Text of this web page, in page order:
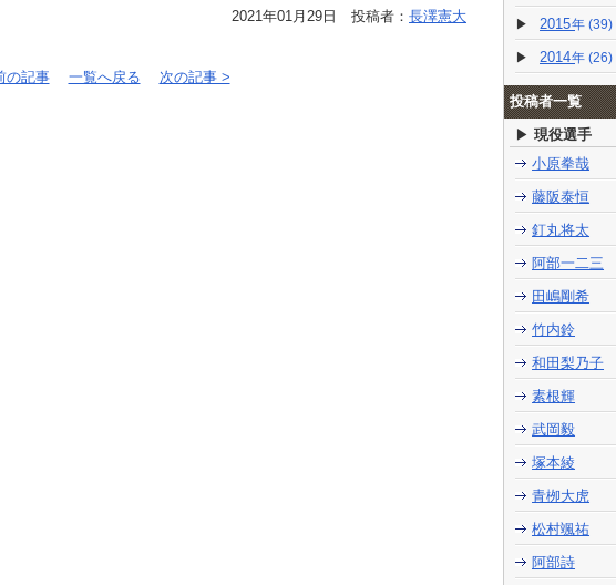
2021年01月29日 投稿者： 長澤憲大
の記事 一覧へ戻る 次の記事 >
2015 (39)
2014 (26)
投稿者一覧
現役選手
小原拳哉
藤阪泰恒
釘丸将太
阿部一二三
田嶋剛希
竹内鈴
和田梨乃子
素根輝
武岡毅
塚本綾
青栁大虎
松村颯祐
阿部詩